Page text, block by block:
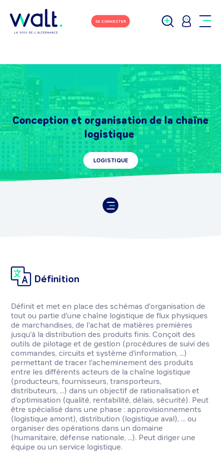
SE CONNECTER
Conception et organisation de la chaîne
logistique
LOGISTIQUE
Définition
Définit et met en place des schémas d'organisation de
tout ou partie d'une chaîne logistique de flux physiques
de marchandises, de l'achat de matières premières
jusqu'à la distribution des produits finis. Conçoit des
outils de pilotage et de gestion (procédures de suivi des
commandes, circuits et système d'information, ...)
permettant de tracer l'acheminement des produits
entre les différents acteurs de la chaîne logistique
(producteurs, fournisseurs, transporteurs,
distributeurs, ...) dans un objectif de rationalisation et
d'optimisation (qualité, rentabilité, délais, sécurité). Peut
être spécialisé dans une phase : approvisionnements
(logistique amont), distribution (logistique aval), ... ou
organiser des opérations dans un domaine
(humanitaire, défense nationale, ...). Peut diriger une
équipe ou un service logistique.